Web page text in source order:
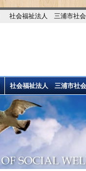
社会福祉法人 三浦市社
社会福祉法人 三浦市社